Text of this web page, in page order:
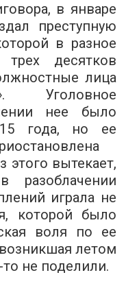
в январе
преступную
в разное
десятков
лица
Уголовное
нее было
года, но ее
этого вытекает,
играла не
которой было
воля по ее
летом
то не поделили.